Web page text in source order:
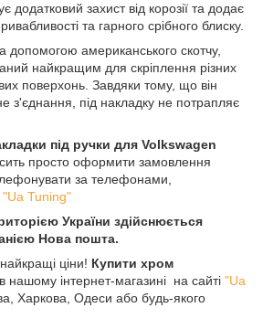
додатковий захист від корозії та додає
та гарного срібного блиску.
допомогою американського скотчу,
найкращим для скріплення різних
поверхонь. Завдяки тому, що він
з'єднання, під накладку не потрапляє
під ручки для Volkswagen
просто оформити замовлення
за телефонами,
"Ua Tuning"
України здійснюється
Нова пошта.
ціни! Купити хром
нашому інтернет-магазині на сайті "Ua
Харкова, Одеси або будь-якого